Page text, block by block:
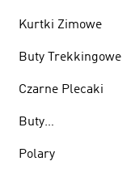
Kurtki Zimowe
Buty Trekkingowe
Czarne Plecaki
Buty
Polary